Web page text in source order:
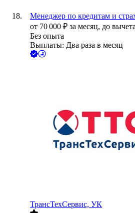
Менеджер по кредитам и
от 70 000 ₽ за месяц, до
Без опыта
Выплаты: Два раза в месяц
ТрансТехСервис, УК